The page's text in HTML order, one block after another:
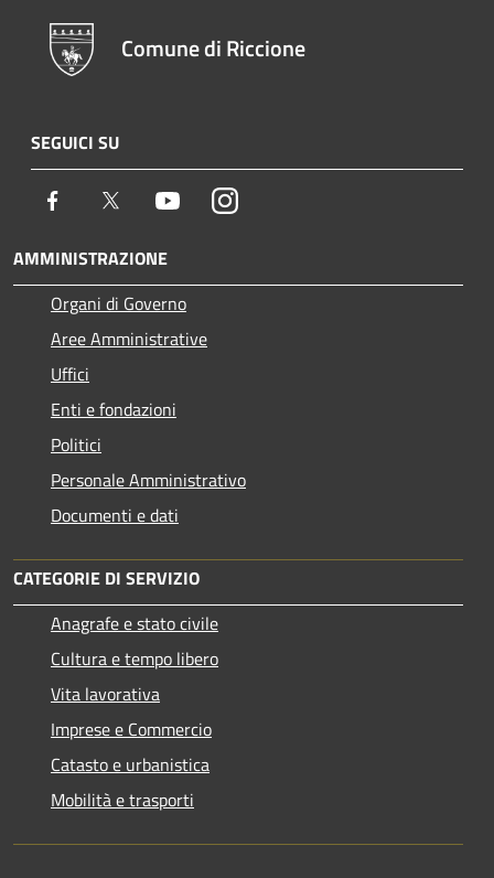
Comune di Riccione
SEGUICI SU
Facebook Twitter YoutubeInstagram
AMMINISTRAZIONE
Organi di Governo
Aree Amministrative
Uffici
Enti e fondazioni
Politici
Personale Amministrativo
Documenti e dati
CATEGORIE DI SERVIZIO
Anagrafe e stato civile
Cultura e tempo libero
Vita lavorativa
Imprese e Commercio
Catasto e urbanistica
Mobilità e trasporti